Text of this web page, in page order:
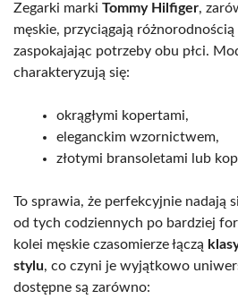
Zegarki marki Tommy Hilfiger,
męskie, przyciągają
zaspokajając potrzeby obu płci.
charakteryzują się:
okrągłymi kopertami,
eleganckim wzornictwem,
złotymi bransoletami lub
To sprawia, że perfekcyjnie nadają
od tych codziennych po bardziej
kolei męskie czasomierze łączą
stylu, co czyni je wyjątkowo
dostępne są zarówno: